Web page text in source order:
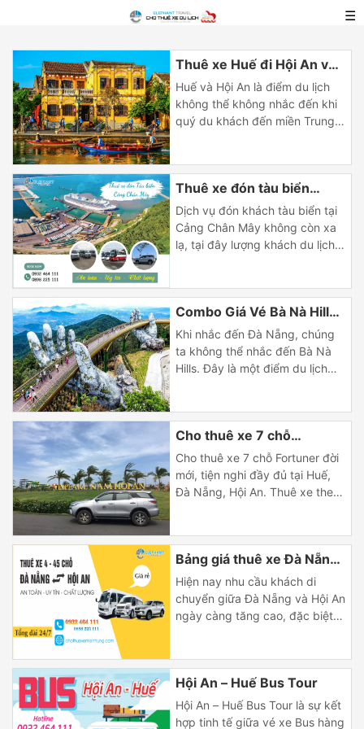
☰
Thuê xe Huế đi Hội An và
ngược lại| giá rẻ
Huế và Hội An là điểm du lịch
không thể không nhắc đến khi
quý du khách đến miền Trung
đến đây quý du khách có thể
chiêm ngưỡng được nhiều vẻ
đẹp, yên bình. Hiện nay, nhu
cầu thuê xe du […]
Thuê xe đón tàu biển
Cảng Chân Mây Lăng Cô
Huế
Dịch vụ đón khách tàu biển tại
Cảng Chân Mây không còn xa
lạ, tại đây lượng khách du lịch
Cảng Chân Mây nằm giữa
thành phố Huế và Đà Nẵng, Hội
An là 1 lợi thế để quý khách
tham quan […]
Combo Giá Vé Bà Nà Hill
Mới Nhất + Buffet 2023
Giá Rẻ
Khi nhắc đến Đà Nẵng, chúng
ta không thể nhắc đến Bà Nà
Hills. Đây là một điểm du lịch
nhất trên hành trình chuyến du
lịch của mình. Một trong những
điều quan trọng nhất khi Quý
khách muốn tham quan Bà […]
Cho thuê xe 7 chỗ
Fortuner
Cho thuê xe 7 chỗ Fortuner đời
mới, tiện nghi đầy đủ tại Huế,
Đà Nẵng, Hội An. Thuê xe theo
hệ 0932464111 để có giá thuê
xe nhanh và chính xác nhất. Tại
sao nên thuê xe 7 chỗ Fortuner
Fortuner là dòng xe 7 chỗ […]
Bảng giá thuê xe Đà Nẵng
đi Hội An
Hiện nay nhu cầu khách di
chuyển giữa Đà Nẵng và Hội An
ngày càng tăng cao, đặc biệt là
này. Có rất nhiều khách hàng
đã lựa chọn dịch vụ thuê xe Đà
Nẵng đi Hội An cho hành trình
của […]
Hội An – Huế Bus Tour
Hội An – Huế Bus Tour là sự kết
hợp tinh tế giữa vé xe Bus hàng